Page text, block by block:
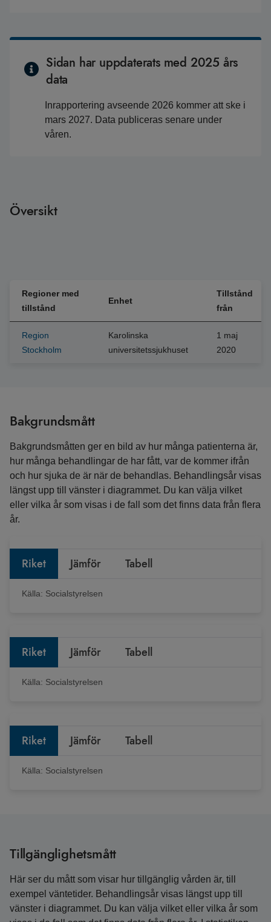
Sidan har uppdaterats med 2025 års
data
Inrapportering avseende 2026 kommer att ske i
mars 2027. Data publiceras senare under
våren.
Översikt
Regioner med
tillstånd
Enhet
Tillstånd
från
Region
Stockholm
Karolinska
universitetssjukhuset
1 maj
2020
Bakgrundsmått
Bakgrundsmåtten ger en bild av hur många patienterna är,
hur många behandlingar de har fått, var de kommer ifrån
och hur sjuka de är när de behandlas. Behandlingsår visas
längst upp till vänster i diagrammet. Du kan välja vilket
eller vilka år som visas i de fall som det finns data från flera
år.
Riket Jämför Tabell
Källa: Socialstyrelsen
Riket Jämför Tabell
Källa: Socialstyrelsen
Riket Jämför Tabell
Källa: Socialstyrelsen
Tillgänglighetsmått
Här ser du mått som visar hur tillgänglig vården är, till
exempel väntetider. Behandlingsår visas längst upp till
vänster i diagrammet. Du kan välja vilket eller vilka år som